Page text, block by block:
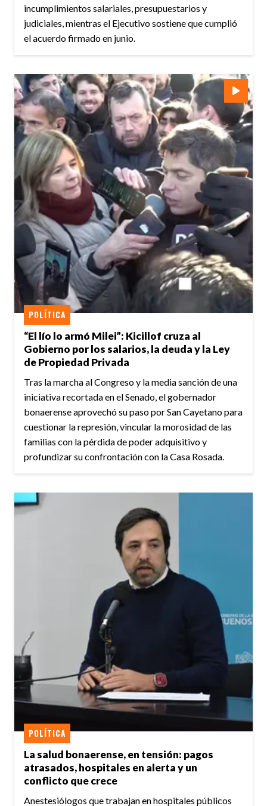
incumplimientos salariales, presupuestarios y
judiciales, mientras el Ejecutivo sostiene que cumplió
el acuerdo firmado en junio.
“El lío lo armó Milei”: Kicillof cruza al
Gobierno por los salarios, la deuda y la Ley
de Propiedad Privada
POLÍTICA
Tras la marcha al Congreso y la media sanción de una
iniciativa recortada en el Senado, el gobernador
bonaerense aprovechó su paso por San Cayetano para
cuestionar la represión, vincular la morosidad de las
familias con la pérdida de poder adquisitivo y
profundizar su confrontación con la Casa Rosada.
La salud bonaerense, en tensión: pagos
atrasados, hospitales en alerta y un
conflicto que crece
POLÍTICA
Anestesiólogos que trabajan en hospitales públicos